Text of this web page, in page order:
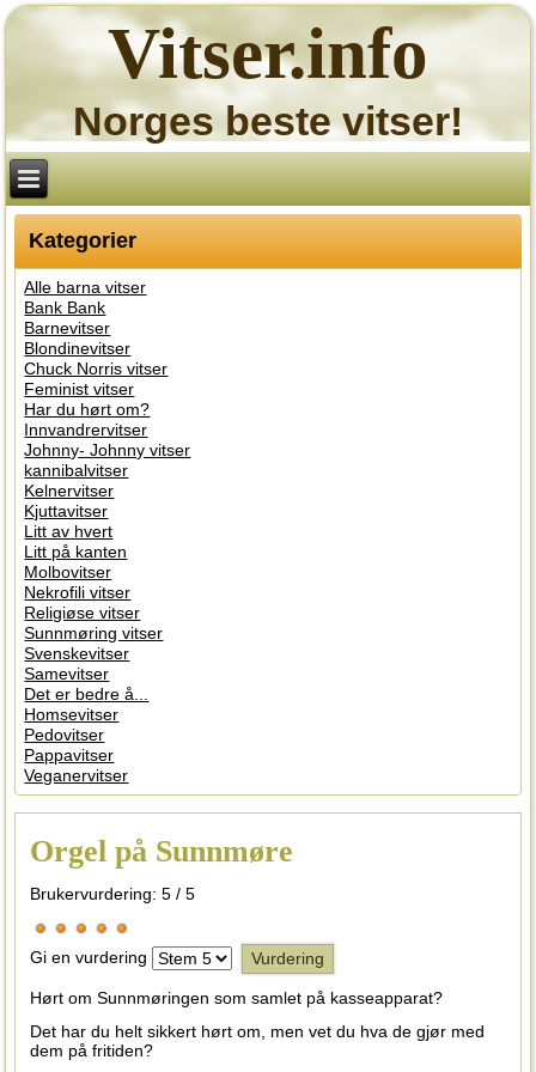
Vitser.info
Norges beste vitser!
Kategorier
Alle barna vitser
Bank Bank
Barnevitser
Blondinevitser
Chuck Norris vitser
Feminist vitser
Har du hørt om?
Innvandrervitser
Johnny- Johnny vitser
kannibalvitser
Kelnervitser
Kjuttavitser
Litt av hvert
Litt på kanten
Molbovitser
Nekrofili vitser
Religiøse vitser
Sunnmøring vitser
Svenskevitser
Samevitser
Det er bedre å...
Homsevitser
Pedovitser
Pappavitser
Veganervitser
Orgel på Sunnmøre
Brukervurdering:5 /5
Gi en vurdering
Hørt om Sunnmøringen som samlet på kasseapparat?
Det har du helt sikkert hørt om, men vet du hva de gjør med
dem på fritiden?